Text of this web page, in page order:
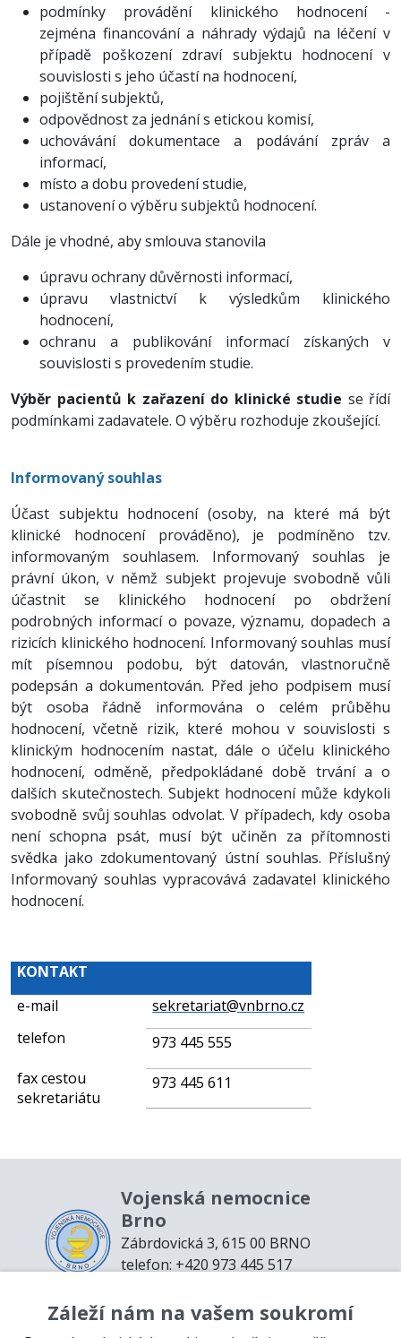
podmínky provádění klinického hodnocení -
zejména financování a náhrady výdajů na léčení v
případě poškození zdraví subjektu hodnocení v
souvislosti s jeho účastí na hodnocení,
pojištění subjektů,
odpovědnost za jednání s etickou komisí,
uchovávání dokumentace a podávání zpráv a
informací,
místo a dobu provedení studie,
ustanovení o výběru subjektů hodnocení.
Dále je vhodné, aby smlouva stanovila
úpravu ochrany důvěrnosti informací,
úpravu vlastnictví k výsledkům klinického
hodnocení,
ochranu a publikování informací získaných v
souvislosti s provedením studie.
Výběr pacientů k zařazení do klinické studie se řídí
podmínkami zadavatele. O výběru rozhoduje zkoušející.
Informovaný souhlas
Účast subjektu hodnocení (osoby, na které má být
klinické hodnocení prováděno), je podmíněno tzv.
informovaným souhlasem. Informovaný souhlas je
právní úkon, v němž subjekt projevuje svobodně vůli
účastnit se klinického hodnocení po obdržení
podrobných informací o povaze, významu, dopadech a
rizicích klinického hodnocení. Informovaný souhlas musí
mít písemnou podobu, být datován, vlastnoručně
podepsán a dokumentován. Před jeho podpisem musí
být osoba řádně informována o celém průběhu
hodnocení, včetně rizik, které mohou v souvislosti s
klinickým hodnocením nastat, dále o účelu klinického
hodnocení, odměně, předpokládané době trvání a o
dalších skutečnostech. Subjekt hodnocení může kdykoli
svobodně svůj souhlas odvolat. V případech, kdy osoba
není schopna psát, musí být učiněn za přítomnosti
svědka jako zdokumentovaný ústní souhlas. Příslušný
Informovaný souhlas vypracovává zadavatel klinického
hodnocení.
KONTAKT
e-mail
sekretariat@vnbrno.cz
telefon
973 445 555
fax cestou
sekretariátu
973 445 611
Vojenská nemocnice
Brno
Zábrdovická 3, 615 00 BRNO
telefon: +420 973 445 517
Záleží nám na vašem soukromí